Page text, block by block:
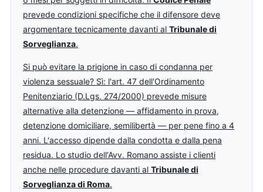
prevede condizioni specifiche che il difensore deve
argomentare tecnicamente davanti al Tribunale di
Sorveglianza.
Si può evitare la prigione in caso di condanna per
violenza sessuale? Sì: l'art. 47 dell'Ordinamento
Penitenziario (D.Lgs. 274/2000) prevede misure
alternative alla detenzione — affidamento in prova,
detenzione domiciliare, semilibertà — per pene fino a 4
anni. L'accesso dipende dalla condotta e dalla pena
residua. Lo studio dell'Avv. Romano assiste i clienti
anche nelle procedure davanti al Tribunale di
Sorveglianza di Roma.